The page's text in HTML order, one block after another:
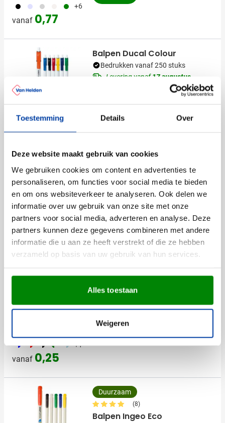
Toestemming Details Over
Deze website maakt gebruik van cookies
We gebruiken cookies om content en advertenties te
personaliseren, om functies voor social media te bieden
en om ons websiteverkeer te analyseren. Ook delen we
informatie over uw gebruik van onze site met onze
partners voor social media, adverteren en analyse. Deze
partners kunnen deze gegevens combineren met andere
informatie die u aan ze heeft verstrekt of die ze hebben
verzameld op basis van uw gebruik van hun services.
Alles toestaan
Weigeren
001 353 355 004 +6
vanaf 0,77
001004005006018
vanaf 0,29
Balpen Ducal Colour
Bedrukken vanaf 250 stuks
Levering vanaf17 augustus
001530002004005 +6
vanaf 0,22
Balpen S45
Bedrukken vanaf 250 stuks
Levering vanaf
Bekijk
+1
vanaf 0,25
Balpen S30
Bedrukken vanaf 500 stuks
Duurzaam
(8)
Balpen Ingeo Eco